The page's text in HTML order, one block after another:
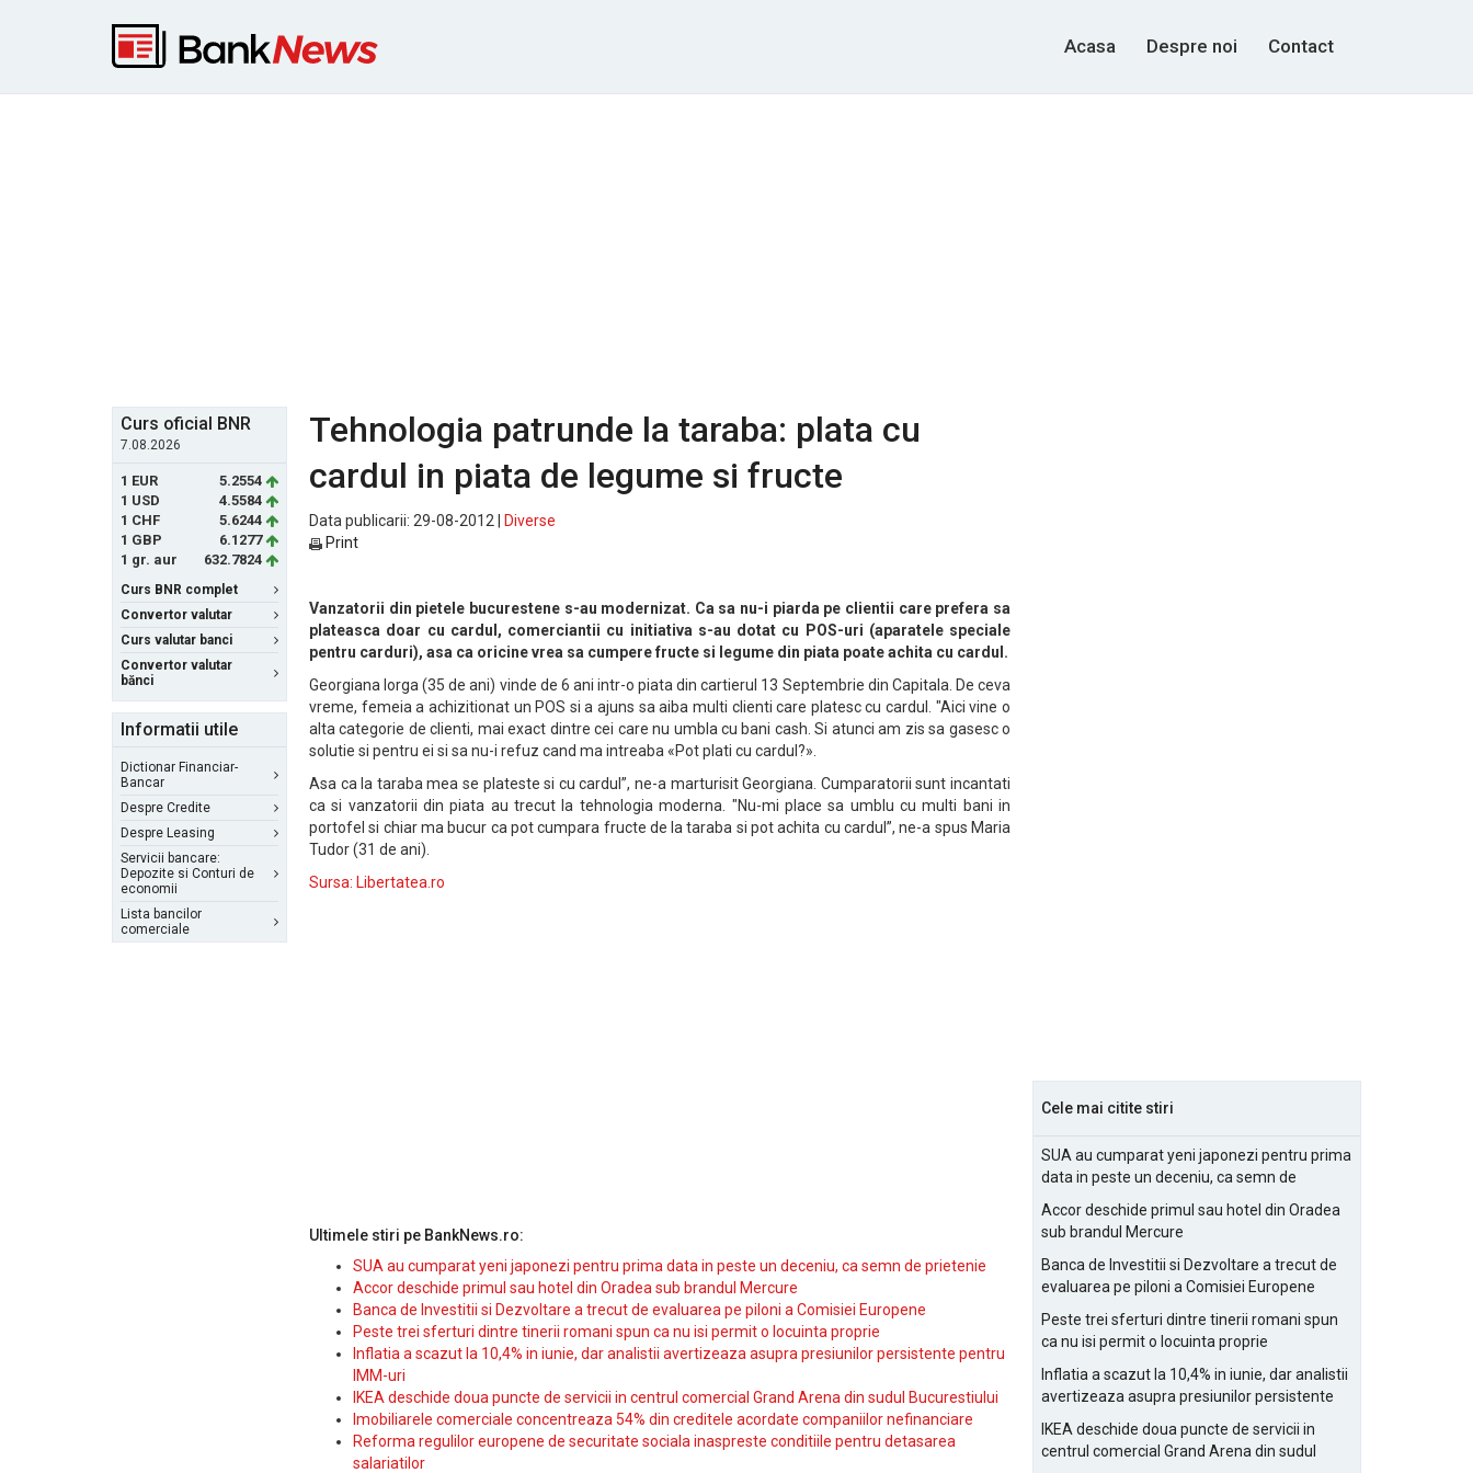
Acasa Despre noi Contact
Curs oficial BNR
7.08.2026
1 EUR
5.2554
1 USD
4.5584
1 CHF
5.6244
1 GBP
6.1277
1 gr. aur
632.7824
Curs BNR complet
Convertor valutar
Curs valutar banci
Convertor valutar
bănci
Informatii utile
Dictionar Financiar-
Bancar
Despre Credite
Despre Leasing
Servicii bancare:
Depozite si Conturi de
economii
Lista bancilor
comerciale
Tehnologia patrunde la taraba: plata cu
cardul in piata de legume si fructe
Data publicarii: 29-08-2012 |
Diverse
Print
Vanzatorii din pietele bucurestene s-au modernizat. Ca sa nu-i piarda pe clientii care prefera sa
plateasca doar cu cardul, comerciantii cu initiativa s-au dotat cu POS-uri (aparatele speciale
pentru carduri), asa ca oricine vrea sa cumpere fructe si legume din piata poate achita cu cardul.
Georgiana Iorga (35 de ani) vinde de 6 ani intr-o piata din cartierul 13 Septembrie din Capitala. De ceva
vreme, femeia a achizitionat un POS si a ajuns sa aiba multi clienti care platesc cu cardul. "Aici vine o
alta categorie de clienti, mai exact dintre cei care nu umbla cu bani cash. Si atunci am zis sa gasesc o
solutie si pentru ei si sa nu-i refuz cand ma intreaba «Pot plati cu cardul?».
Asa ca la taraba mea se plateste si cu cardul”, ne-a marturisit Georgiana. Cumparatorii sunt incantati
ca si vanzatorii din piata au trecut la tehnologia moderna. "Nu-mi place sa umblu cu multi bani in
portofel si chiar ma bucur ca pot cumpara fructe de la taraba si pot achita cu cardul”, ne-a spus Maria
Tudor (31 de ani).
Sursa: Libertatea.ro
Ultimele stiri pe BankNews.ro:
SUA au cumparat yeni japonezi pentru prima data in peste un deceniu, ca semn de prietenie
Accor deschide primul sau hotel din Oradea sub brandul Mercure
Banca de Investitii si Dezvoltare a trecut de evaluarea pe piloni a Comisiei Europene
Peste trei sferturi dintre tinerii romani spun ca nu isi permit o locuinta proprie
Inflatia a scazut la 10,4% in iunie, dar analistii avertizeaza asupra presiunilor persistente pentru
IMM-uri
IKEA deschide doua puncte de servicii in centrul comercial Grand Arena din sudul Bucurestiului
Imobiliarele comerciale concentreaza 54% din creditele acordate companiilor nefinanciare
Reforma regulilor europene de securitate sociala inaspreste conditiile pentru detasarea
salariatilor
Cele mai citite stiri
SUA au cumparat yeni japonezi pentru prima
data in peste un deceniu, ca semn de
Accor deschide primul sau hotel din Oradea
sub brandul Mercure
Banca de Investitii si Dezvoltare a trecut de
evaluarea pe piloni a Comisiei Europene
Peste trei sferturi dintre tinerii romani spun
ca nu isi permit o locuinta proprie
Inflatia a scazut la 10,4% in iunie, dar analistii
avertizeaza asupra presiunilor persistente
IKEA deschide doua puncte de servicii in
centrul comercial Grand Arena din sudul